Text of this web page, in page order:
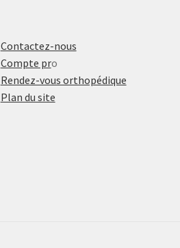
Contactez-nous
Compte pro
Rendez-vous orthopédique
Plan du site